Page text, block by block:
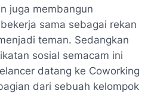
juga membangun
sama sebagai rekan
teman. Sedangkan
sosial semacam ini
datang ke Coworking
dari sebuah kelompok